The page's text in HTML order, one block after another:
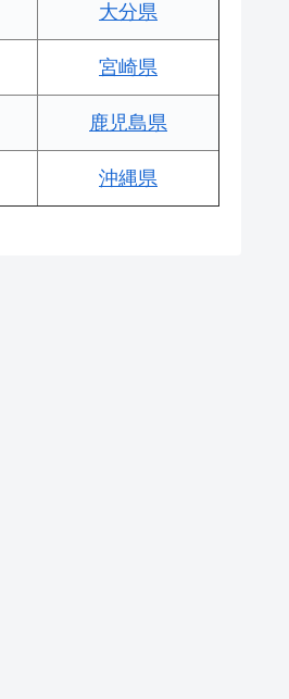
大分県
宮崎県
鹿児島県
沖縄県